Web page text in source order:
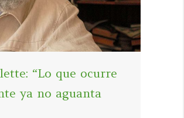
“Lo que ocurre
ya no aguanta